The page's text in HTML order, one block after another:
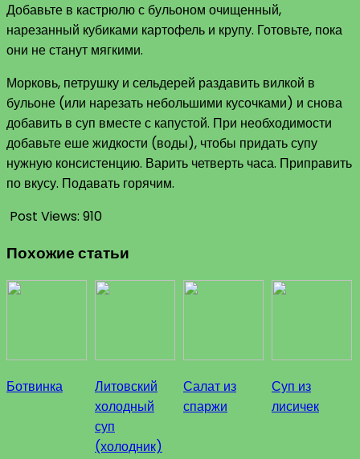
Добавьте в кастрюлю с бульоном очищенный,
нарезанный кубиками картофель и крупу. Готовьте, пока
они не станут мягкими.
Морковь, петрушку и сельдерей раздавить вилкой в ​​
бульоне (или нарезать небольшими кусочками) и снова
добавить в суп вместе с капустой. При необходимости
добавьте еше жидкости (воды), чтобы придать супу
нужную консистенцию. Варить четверть часа. Приправить
по вкусу. Подавать горячим.
Post Views: 910
Похожие статьи
Ботвинка
Литовский
холодный
суп
(холодник)
Салат из
спаржи
Суп из
лисичек